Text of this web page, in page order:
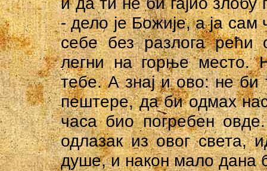
- дело је Божије, а ја
себе без разлога рећи
легни на горње место.
тебе. А знај и ово: не
пештере, да би одмах
часа био погребен
одлазак из овог света,
душе, и након мало дана